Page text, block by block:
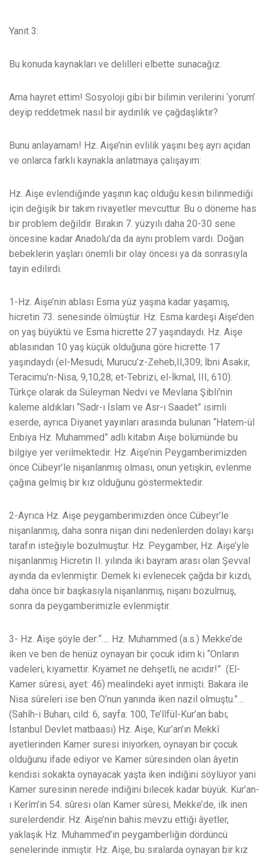
Yanıt 3:
Bu konuda kaynakları ve delilleri elbette sunacağız.
Ama hayret ettim! Sosyoloji gibi bir bilimin verilerini ‘yorum’
deyip reddetmek nasıl bir aydınlık ve çağdaşlıktır?
Bunu anlayamam! Hz. Aişe’nin evlilik yaşını beş ayrı açıdan
ve onlarca farklı kaynakla anlatmaya çalışayım:
Hz. Aişe evlendiğinde yaşının kaç olduğu kesin bilinmediği
için değişik bir takım rivayetler mevcuttur. Bu o döneme has
bir problem değildir. Bırakın 7. yüzyılı daha 20-30 sene
öncesine kadar Anadolu’da da aynı problem vardı. Doğan
bebeklerin yaşları önemli bir olay öncesi ya da sonrasıyla
tayin edilirdi.
1-Hz. Aişe’nin ablası Esma yüz yaşına kadar yaşamış,
hicretin 73. senesinde ölmüştür. Hz. Esma kardeşi Aişe’den
on yaş büyüktü ve Esma hicrette 27 yaşındaydı. Hz. Aişe
ablasından 10 yaş küçük olduğuna göre hicrette 17
yaşındaydı (el-Mesudi, Murucu’z-Zeheb,II,309; İbni Asakir,
Teracimu’n-Nisa, 9,10,28; et-Tebrizi, el-İkmal, III, 610).
Türkçe olarak da Süleyman Nedvi ve Mevlana Şibli’nin
kaleme aldıkları “Sadr-ı İslam ve Asr-ı Saadet” isimli
eserde, ayrıca Diyanet yayınları arasında bulunan “Hatem-ül
Enbiya Hz. Muhammed” adlı kitabın Aişe bölümünde bu
bilgiye yer verilmektedir. Hz. Aişe’nin Peygamberimizden
önce Cübeyr’le nişanlanmış olması, onun yetişkin, evlenme
çağına gelmiş bir kız olduğunu göstermektedir.
2-Ayrıca Hz. Aişe peygamberimizden önce Cübeyr’le
nişanlanmış, daha sonra nişan dini nedenlerden dolayı karşı
tarafın isteğiyle bozulmuştur. Hz. Peygamber, Hz. Aişe’yle
nişanlanmış Hicretin II. yılında iki bayram arası olan Şevval
ayında da evlenmiştir. Demek ki evlenecek çağda bir kızdı,
daha önce bir başkasıyla nişanlanmış, nişanı bozulmuş,
sonra da peygamberimizle evlenmiştir.
3- Hz. Aişe şöyle der:“…. Hz. Muhammed (a.s.) Mekke’de
iken ve ben de henüz oynayan bir çocuk idim ki “Onların
vadeleri, kıyamettir. Kıyamet ne dehşetli, ne acıdır!” (El-
Kamer sûresi, ayet: 46) mealindeki ayet inmişti. Bakara ile
Nisa sûreleri ise ben O’nun yanında iken nazil olmuştu.”…
(Sahîh-i Buharı, cild: 6, sayfa: 100, Te’lîfül-Kur’an babı;
İstanbul Devlet matbaası) Hz. Aişe, Kur’an’ın Mekkî
ayetlerinden Kamer suresi iniyorken, oynayan bir çocuk
olduğunu ifade ediyor ve Kamer sûresinden olan âyetin
kendisi sokakta oynayacak yaşta iken indiğini söylüyor yani
Kamer suresinin nerede indiğini bilecek kadar büyük. Kur’an-
ı Kerîm’in 54. sûresi olan Kamer sûresi, Mekke’de, ilk inen
surelerdendir. Hz. Aişe’nin bahis mevzu ettiği âyetler,
yaklaşık Hz. Muhammed’in peygamberliğin dördüncü
senelerinde inmiştir. Hz. Aişe, bu sıralarda oynayan bir kız